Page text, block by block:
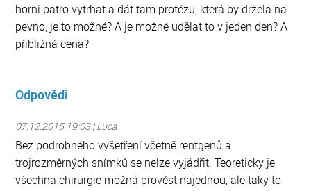
horni patro vytrhat a dát tam protézu, která by držela na
pevno, je to možné? A je možné udělat to v jeden den? A
přibližná cena?
Odpovědi
07.12.2015 19:03 | Luca
Bez podrobného vyšetření včetně rentgenů a
trojrozměrných snímků se nelze vyjádřit. Teoreticky je
všechna chirurgie možná provést najednou, ale taky to